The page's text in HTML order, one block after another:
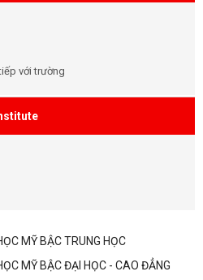
với trường
MỸ BẬC TRUNG HỌC
MỸ BẬC ĐẠI HỌC - CAO ĐẲNG